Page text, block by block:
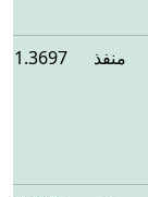
منفذ 1.3697